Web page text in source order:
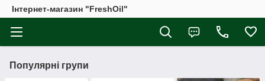
Інтернет-магазин "FreshOil"
Популярні групи